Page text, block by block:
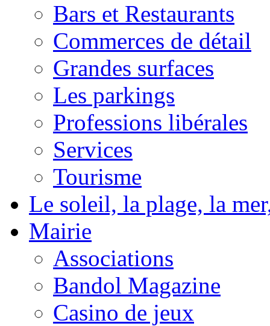
Bars et Restaurants
Commerces de détail
Grandes surfaces
Les parkings
Professions libérales
Services
Tourisme
Le soleil, la plage, la
Mairie
Associations
Bandol Magazine
Casino de jeux